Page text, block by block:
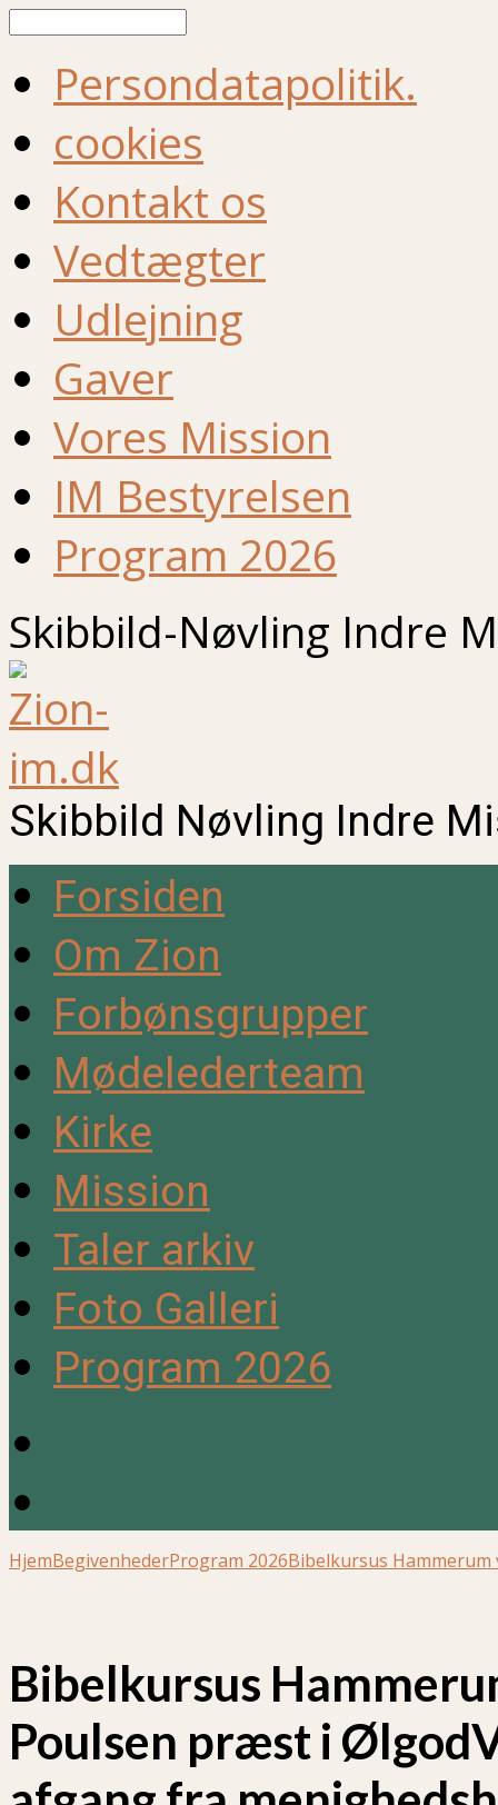
Persondatapolitik.
cookies
Kontakt os
Vedtægter
Udlejning
Gaver
Vores Mission
IM Bestyrelsen
Program 2026
Skibbild-Nøvling Indre
Skibbild Nøvling Indre
Forsiden
Om Zion
Forbønsgrupper
Mødelederteam
Kirke
Mission
Taler arkiv
Foto Galleri
Program 2026
HjemBegivenhederProgram 2026Bibelkursus Hammerum
Bibelkursus
Poulsen præst i